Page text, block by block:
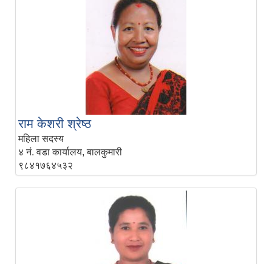
राम केशरी श्रेष्‍ठ
महिला सदस्य
४ नं. वडा कार्यालय, बालकुमारी
९८४१७६४५३२